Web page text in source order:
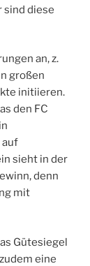
sind diese
an, z.
großen
initiieren.
den FC
auf
sieht in der
denn
mit
Gütesiegel
eine